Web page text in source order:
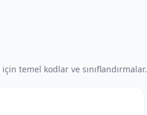
için temel kodlar ve sınıflandırmalar.